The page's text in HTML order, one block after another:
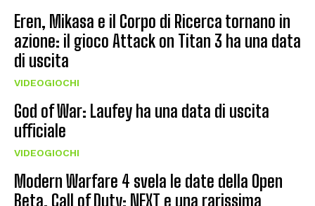
Eren, Mikasa e il Corpo di Ricerca tornano in
azione: il gioco Attack on Titan 3 ha una data
di uscita
VIDEOGIOCHI
God of War: Laufey ha una data di uscita
ufficiale
VIDEOGIOCHI
Modern Warfare 4 svela le date della Open
Beta, Call of Duty: NEXT e una rarissima